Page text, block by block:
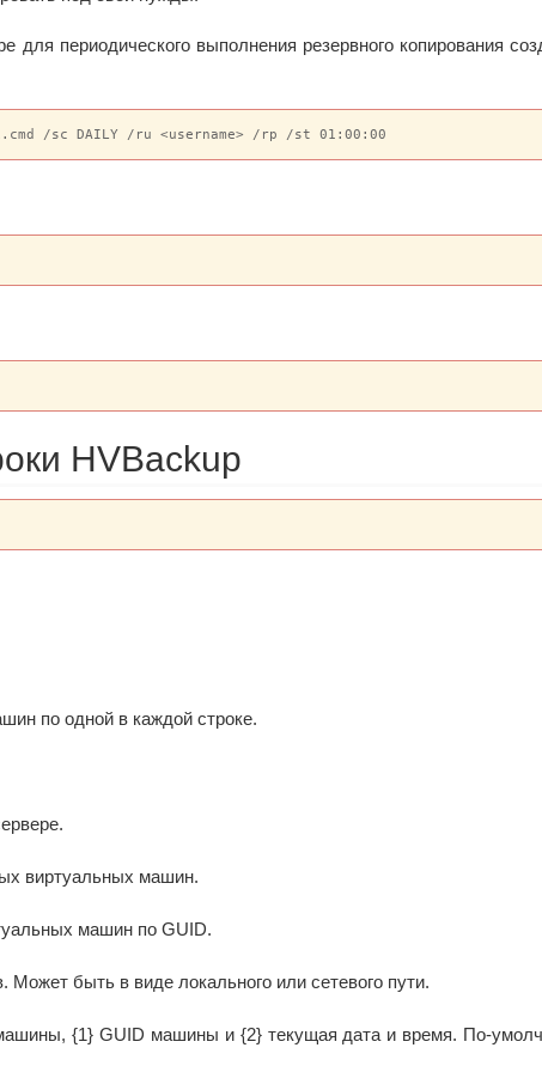
для периодического выполнения резервного копирования
/sc DAILY /ru <username> /rp /st 01:00:00
HVBackup
по одной в каждой строке.
виртуальных машин.
машин по GUID.
быть в виде локального или сетевого пути.
{1} GUID машины и {2} текущая дата и время. По-